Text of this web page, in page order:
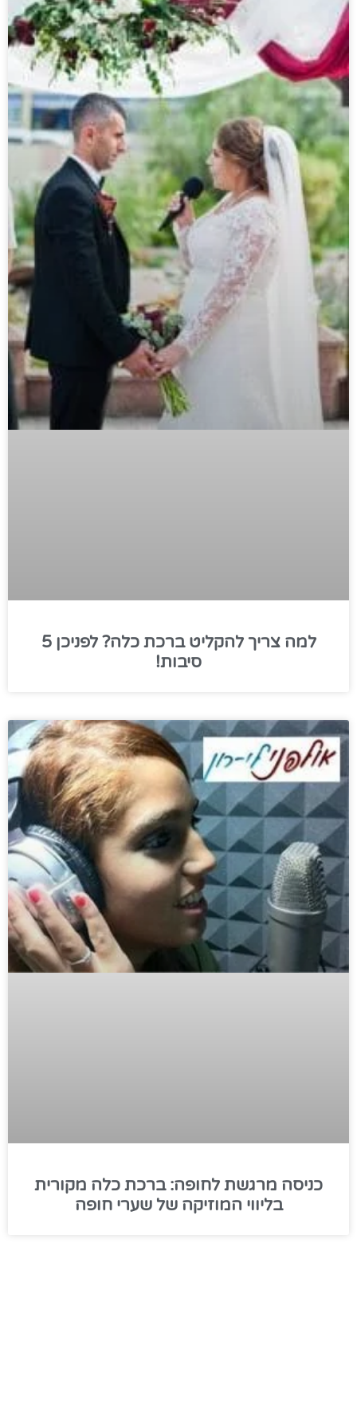
למה צריך להקליט ברכת כלה? לפניכן 5
סיבות!
כניסה מרגשת לחופה: ברכת כלה מקורית
בליווי המוזיקה של שערי חופה